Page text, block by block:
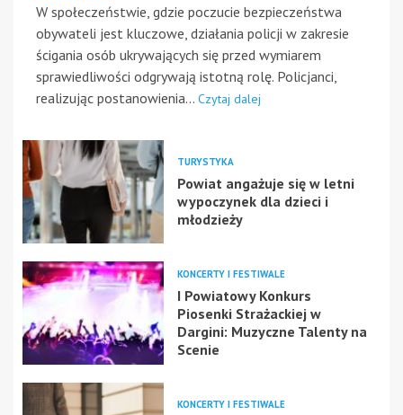
W społeczeństwie, gdzie poczucie bezpieczeństwa
obywateli jest kluczowe, działania policji w zakresie
ścigania osób ukrywających się przed wymiarem
sprawiedliwości odgrywają istotną rolę. Policjanci,
realizując postanowienia... Czytaj dalej
TURYSTYKA
Powiat angażuje się w letni
wypoczynek dla dzieci i
młodzieży
KONCERTY I FESTIWALE
I Powiatowy Konkurs
Piosenki Strażackiej w
Dargini: Muzyczne Talenty na
Scenie
KONCERTY I FESTIWALE